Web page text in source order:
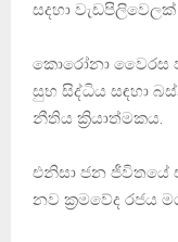
සදහා
කොරෝනා වෛරස
සුභ සිද්ධිය සඳහා
නීතිය ක්‍රියාත්මකය.
එනිසා ජන ජීවිතයේ
නව ක්‍රමවේද රජය